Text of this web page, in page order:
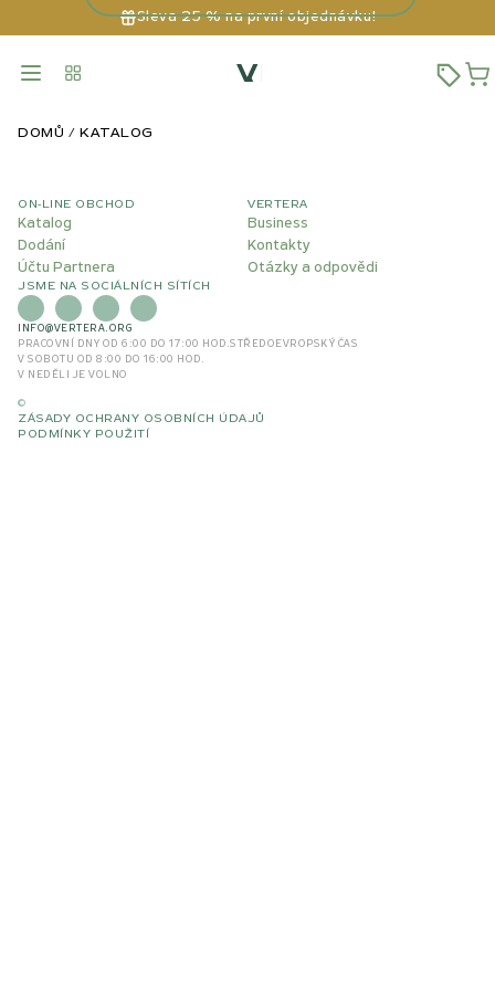
Sleva 25 % na první objednávku!
DOMŮ KATALOG
ON-LINE OBCHOD
Katalog
Dodání
Účtu Partnera
VERTERA
Business
Kontakty
Otázky a odpovědi
JSME NA SOCIÁLNÍCH SÍTÍCH
INFO@VERTERA.ORG
PRACOVNÍ DNY OD 6:00 DO 17:00 HOD.STŘEDOEVROPSKÝ ČAS
V SOBOTU OD 8:00 DO 16:00 HOD.
V NEDĚLI JE VOLNO
©
ZÁSADY OCHRANY OSOBNÍCH ÚDAJŮ
PODMÍNKY POUŽITÍ